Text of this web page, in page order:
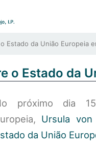
Estado da União Europeia
o Estado da
próximo dia
Ursula
da União